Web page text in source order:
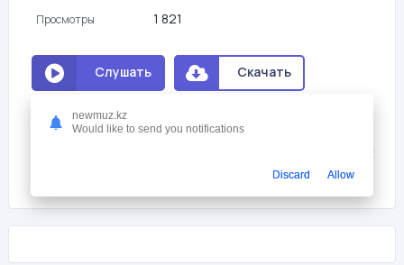
Просмотры 1 821
Слушать Скачать
Мне нравится
На этой странице вы можете скачать песню бесплатно NINETY ONE
- Айыптама с битрейтом 256 kb/s и продолжительностью 03:58 в
mp3 формате и слушать онлайн.
newmuz.kz
Would like to send you notifications
Discard Allow